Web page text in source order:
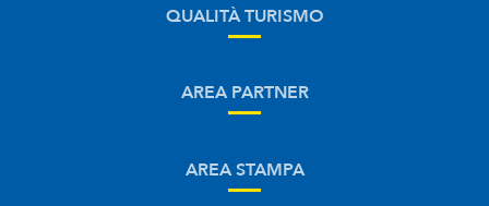
QUALITÀ TURISMO
AREA PARTNER
AREA STAMPA